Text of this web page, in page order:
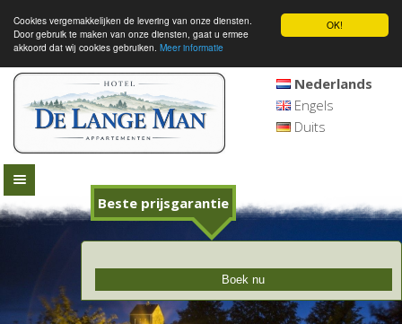
OK!
Cookies vergemakkelijken de levering van onze diensten.
Door gebruik te maken van onze diensten, gaat u ermee
akkoord dat wij cookies gebruiken. Meer informatie
Nederlands
Engels
Duits
Boek nu
Beste prijsgarantie